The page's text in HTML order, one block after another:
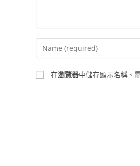
在瀏覽器中儲存顯示名稱、